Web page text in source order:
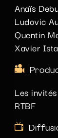
Anaïs
Ludovic
Quentin
Xavier
Les
RTBF